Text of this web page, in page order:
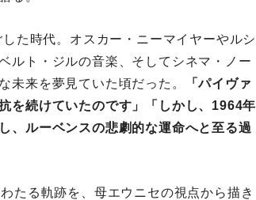
た時代。オスカー・ニーマイヤーやルシ
ルト・ジルの⾳楽、そしてシネマ・ノー
未来を夢⾒ていた頃だった。
「パイヴァ
を続けていたのです」「しかし、1964年
、ルーベンスの悲劇的な運命へと⾄る過
たる軌跡を、⺟エウニセの視点から描き